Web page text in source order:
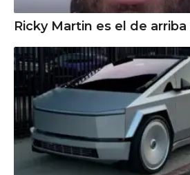
Ricky Martin es el de